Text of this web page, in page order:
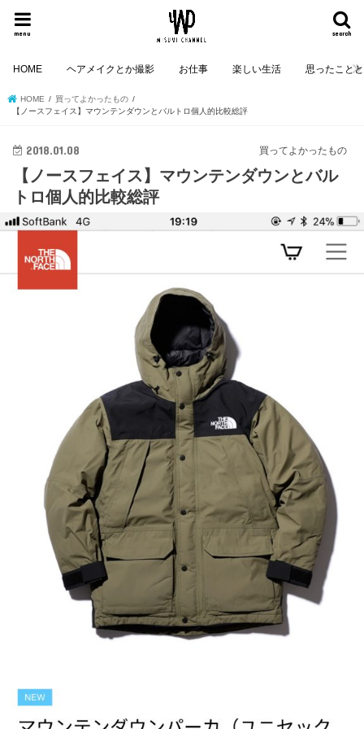
search
menu
HOME ヘアメイクとか撮影 お仕事 楽しい生活 思ったこと
HOME
買ってよかったもの
【ノースフェイス】マウンテンダウンとバルトロ個人的比較総評
買ってよかったもの
2018.01.08
【ノースフェイス】マウンテンダウンとバル
トロ個人的比較総評